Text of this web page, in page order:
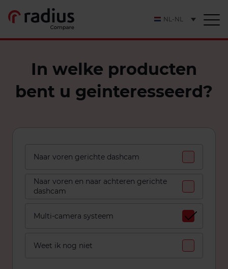
NL-NL
In welke producten
bent u geinteresseerd?
Naar voren gerichte dashcam
Naar voren en naar achteren gerichte
dashcam
Multi-camera systeem
Weet ik nog niet